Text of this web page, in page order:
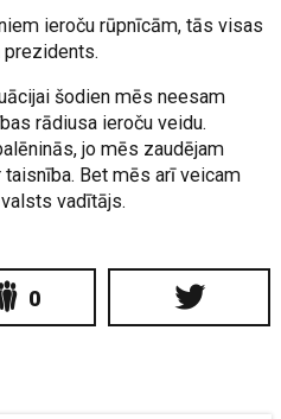
ieroču rūpnīcām, tās visas
prezidents.
šodien mēs neesam
rādiusa ieroču veidu.
jo mēs zaudējam
Bet mēs arī veicam
vadītājs.
0